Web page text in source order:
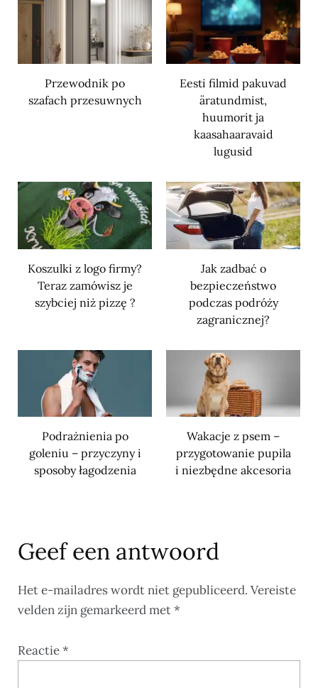
Przewodnik po
szafach przesuwnych
Eesti filmid pakuvad
äratundmist,
huumorit ja
kaasahaaravaid
lugusid
Koszulki z logo firmy?
Teraz zamówisz je
szybciej niż pizzę ?
Jak zadbać o
bezpieczeństwo
podczas podróży
zagranicznej?
Podrażnienia po
goleniu – przyczyny i
sposoby łagodzenia
Wakacje z psem –
przygotowanie pupila
i niezbędne akcesoria
Geef een antwoord
Het e-mailadres wordt niet gepubliceerd. Vereiste
velden zijn gemarkeerd met*
Reactie*